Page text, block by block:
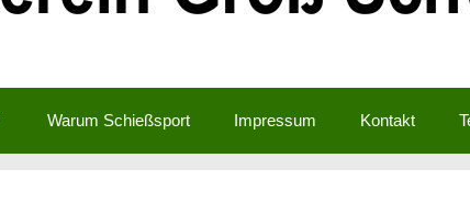
Warum Schießsport Impressum Kontakt